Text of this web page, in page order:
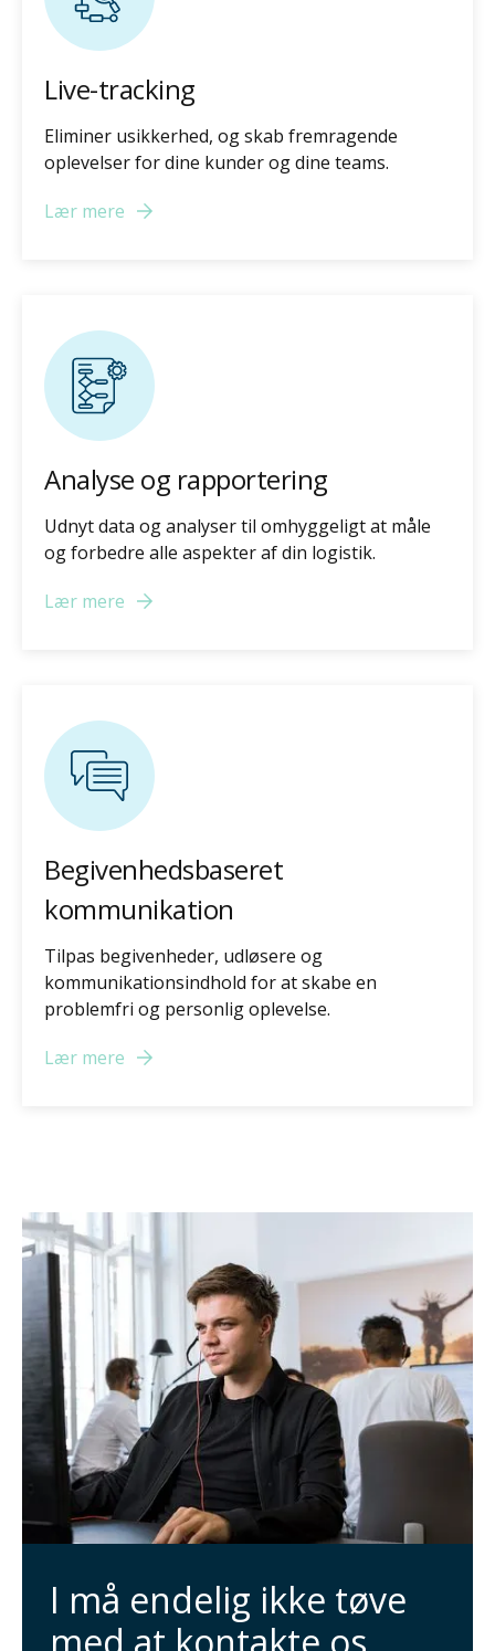
Live-tracking
Eliminer usikkerhed, og skab fremragende
oplevelser for dine kunder og dine teams.
Lær mere
Analyse og rapportering
Udnyt data og analyser til omhyggeligt at måle
og forbedre alle aspekter af din logistik.
Lær mere
Begivenhedsbaseret
kommunikation
Tilpas begivenheder, udløsere og
kommunikationsindhold for at skabe en
problemfri og personlig oplevelse.
Lær mere
I må endelig ikke tøve